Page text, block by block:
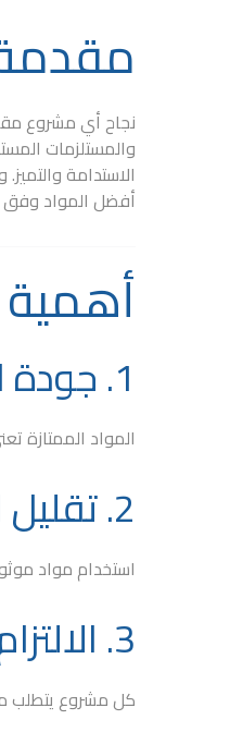
نجاح أي مشروع
والمستلزمات
الاستدامة
أفضل المواد وفق
أهمية
1. جودة التنفيذ
المواد الممتازة
2. تقليل التكاليف المستقبلية
استخدام مواد
3. الالتزام بالمواصفات
كل مشروع يتطلب